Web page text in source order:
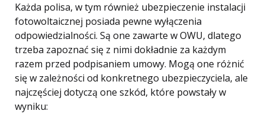
Każda polisa, w tym również ubezpieczenie instalacji
fotowoltaicznej posiada pewne wyłączenia
odpowiedzialności. Są one zawarte w OWU, dlatego
trzeba zapoznać się z nimi dokładnie za każdym
razem przed podpisaniem umowy. Mogą one różnić
się w zależności od konkretnego ubezpieczyciela, ale
najczęściej dotyczą one szkód, które powstały w
wyniku: